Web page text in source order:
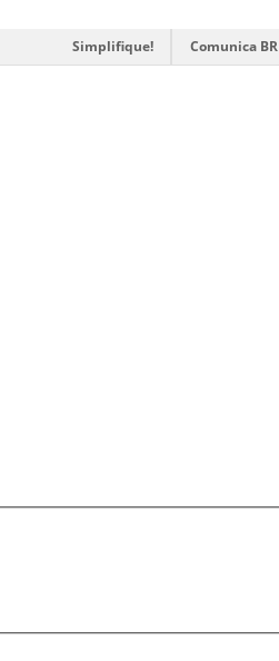
Simplifique! Comunica BR